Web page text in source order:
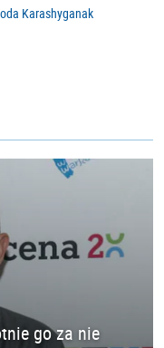
Karashyganak
go za nie